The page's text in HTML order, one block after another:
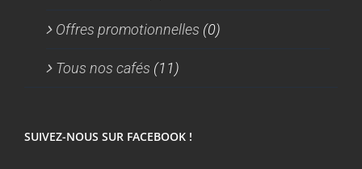
Offres promotionnelles (0)
Tous nos cafés (11)
SUIVEZ-NOUS SUR FACEBOOK !